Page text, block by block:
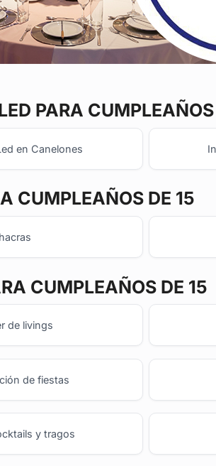
PARA
en Canelones
CUMPLEAÑOS DE 15
CUMPLEAÑOS DE 15
de livings
de fiestas
y tragos